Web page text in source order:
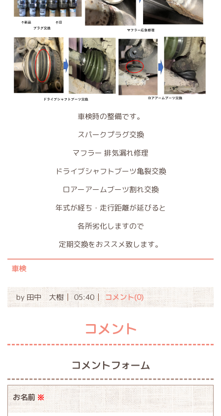
車検時の整備です。
スパークプラグ交換
マフラー 排気漏れ修理
ドライブシャフトブーツ亀裂交換
ロアーアームブーツ割れ交換
年式が経ち・走行距離が延びると
各所劣化しますので
定期交換をおススメ致します。
車検
by田中 大樹 05:40 コメント(0)
コメント
コメントフォーム
お名前※